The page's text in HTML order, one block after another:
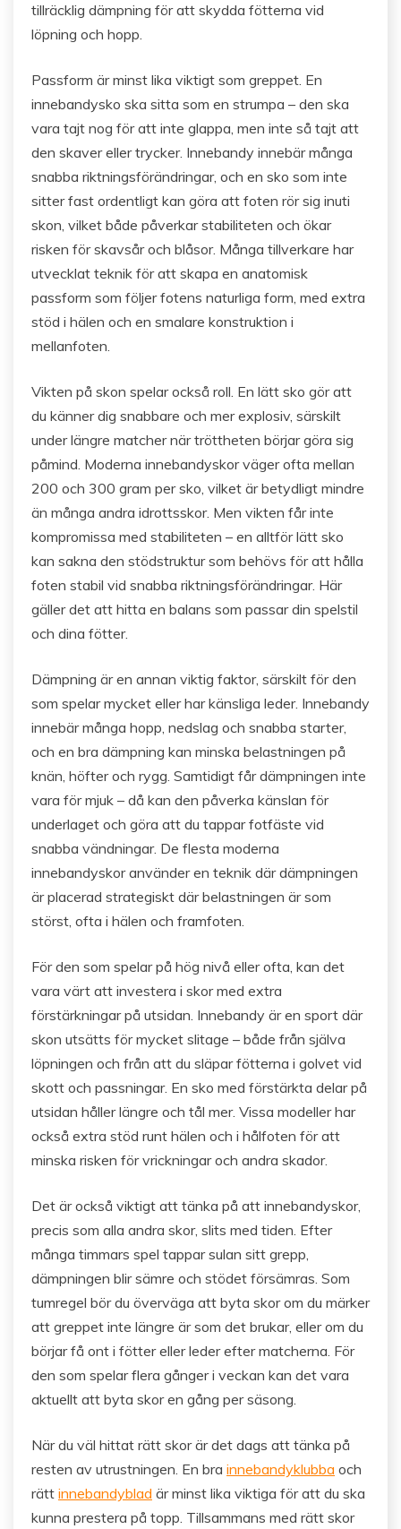
tillräcklig dämpning för att skydda fötterna vid
löpning och hopp.
Passform är minst lika viktigt som greppet. En
innebandysko ska sitta som en strumpa – den ska
vara tajt nog för att inte glappa, men inte så tajt att
den skaver eller trycker. Innebandy innebär många
snabba riktningsförändringar, och en sko som inte
sitter fast ordentligt kan göra att foten rör sig inuti
skon, vilket både påverkar stabiliteten och ökar
risken för skavsår och blåsor. Många tillverkare har
utvecklat teknik för att skapa en anatomisk
passform som följer fotens naturliga form, med extra
stöd i hälen och en smalare konstruktion i
mellanfoten.
Vikten på skon spelar också roll. En lätt sko gör att
du känner dig snabbare och mer explosiv, särskilt
under längre matcher när tröttheten börjar göra sig
påmind. Moderna innebandyskor väger ofta mellan
200 och 300 gram per sko, vilket är betydligt mindre
än många andra idrottsskor. Men vikten får inte
kompromissa med stabiliteten – en alltför lätt sko
kan sakna den stödstruktur som behövs för att hålla
foten stabil vid snabba riktningsförändringar. Här
gäller det att hitta en balans som passar din spelstil
och dina fötter.
Dämpning är en annan viktig faktor, särskilt för den
som spelar mycket eller har känsliga leder. Innebandy
innebär många hopp, nedslag och snabba starter,
och en bra dämpning kan minska belastningen på
knän, höfter och rygg. Samtidigt får dämpningen inte
vara för mjuk – då kan den påverka känslan för
underlaget och göra att du tappar fotfäste vid
snabba vändningar. De flesta moderna
innebandyskor använder en teknik där dämpningen
är placerad strategiskt där belastningen är som
störst, ofta i hälen och framfoten.
För den som spelar på hög nivå eller ofta, kan det
vara värt att investera i skor med extra
förstärkningar på utsidan. Innebandy är en sport där
skon utsätts för mycket slitage – både från själva
löpningen och från att du släpar fötterna i golvet vid
skott och passningar. En sko med förstärkta delar på
utsidan håller längre och tål mer. Vissa modeller har
också extra stöd runt hälen och i hålfoten för att
minska risken för vrickningar och andra skador.
Det är också viktigt att tänka på att innebandyskor,
precis som alla andra skor, slits med tiden. Efter
många timmars spel tappar sulan sitt grepp,
dämpningen blir sämre och stödet försämras. Som
tumregel bör du överväga att byta skor om du märker
att greppet inte längre är som det brukar, eller om du
börjar få ont i fötter eller leder efter matcherna. För
den som spelar flera gånger i veckan kan det vara
aktuellt att byta skor en gång per säsong.
När du väl hittat rätt skor är det dags att tänka på
resten av utrustningen. En bra innebandyklubba och
rätt innebandyblad är minst lika viktiga för att du ska
kunna prestera på topp. Tillsammans med rätt skor